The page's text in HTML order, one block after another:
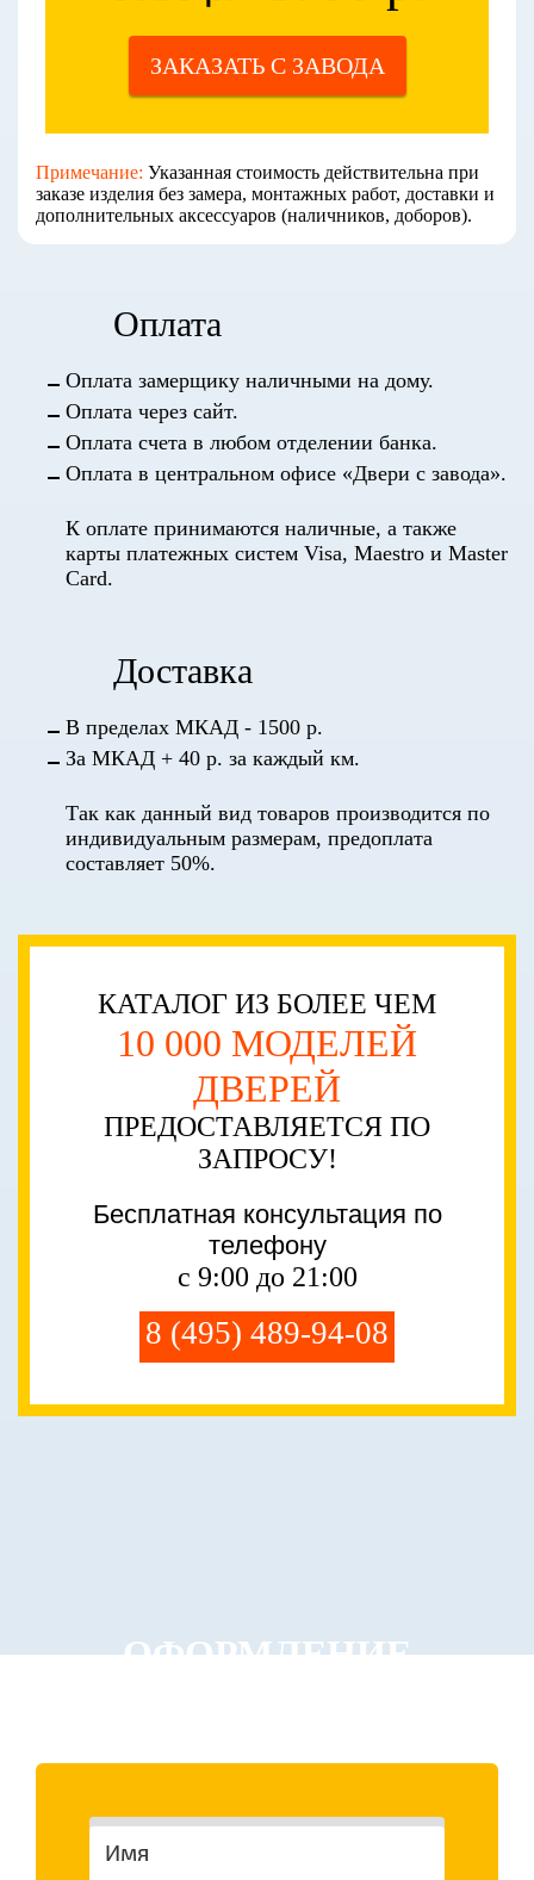
ЗАКАЗАТЬ С ЗАВОДА
Примечание: Указанная стоимость действительна при
заказе изделия без замера, монтажных работ, доставки и
дополнительных аксессуаров (наличников, доборов).
Оплата
Оплата замерщику наличными на дому.
Оплата через сайт.
Оплата счета в любом отделении банка.
Оплата в центральном офисе «Двери с завода».
К оплате принимаются наличные, а также
карты платежных систем Visa, Maestro и Master
Card.
Доставка
В пределах МКАД - 1500 р.
За МКАД + 40 р. за каждый км.
Так как данный вид товаров производится по
индивидуальным размерам, предоплата
составляет 50%.
КАТАЛОГ ИЗ БОЛЕЕ ЧЕМ
10 000 МОДЕЛЕЙ
ДВЕРЕЙ
ПРЕДОСТАВЛЯЕТСЯ ПО
ЗАПРОСУ!
Бесплатная консультация по
телефону
с 9:00 до 21:00
8 (495) 489-94-08
ОФОРМЛЕНИЕ